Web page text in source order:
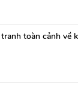
toàn cảnh về